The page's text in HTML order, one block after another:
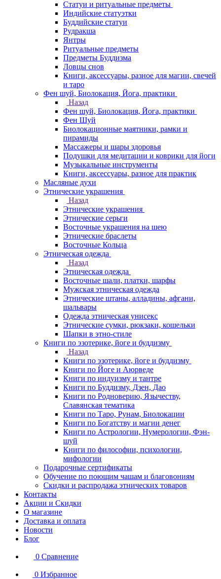
Статуи и ритуальные предметы
Индийские статуэтки
Буддийские статуи
Рудракша
Янтры
Ритуальные предметы
Предметы Буддизма
Ловцы снов
Книги, аксессуары, разное для магии, свечей
и таро
Фен шуй, Биолокация, Йога, практики
Назад
Фен шуй, Биолокация, Йога, практики
Фен Шуй
Биолокационные маятники, рамки и
пирамиды
Массажеры и шары здоровья
Подушки для медитации и коврики для йоги
Музыкальные инструменты
Книги, аксессуары, разное для практик
Масляные духи
Этнические украшения
Назад
Этнические украшения
Этнические серьги
Восточные украшения на шею
Этнические браслеты
Восточные Кольца
Этническая одежда
Назад
Этническая одежда
Восточные шали, платки, шарфы
Мужская этническая одежда
Этнические штаны, алладины, афгани,
шальвары
Одежда этническая унисекс
Этнические сумки, рюкзаки, кошельки
Шапки в этно-стиле
Книги по эзотерике, йоге и буддизму
Назад
Книги по эзотерике, йоге и буддизму
Книги по Йоге и Аюрведе
Книги по индуизму и тантре
Книги по Буддизму, Дзен, Дао
Книги по Родноверию, Язычеству,
Славянская тематика
Книги по Таро, Рунам, Биолокации
Книги по Богатству и магии денег
Книги по Астрологии, Нумерологии, Фэн-
шуй
Книги по философии, психологии,
мифологии
Подарочные сертификаты
Обучение по поющим чашам и благовониям
Скидки и распродажа этнических товаров
Контакты
Акции и Скидки
О магазине
Доставка и оплата
Новости
Блог
0 Сравнение
0 Избранное